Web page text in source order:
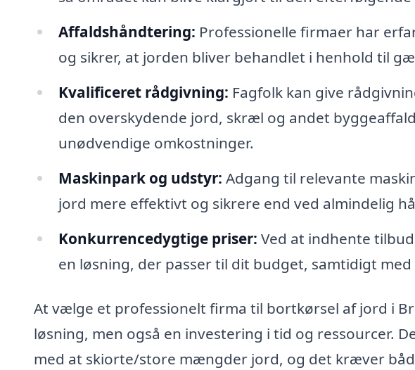
Affaldshåndtering: Professionelle firmaer har
og sikrer, at jorden bliver behandlet i henhold til
Kvalificeret rådgivning: Fagfolk kan give
den overskydende jord, skræl og andet
unødvendige omkostninger.
Maskinpark og udstyr: Adgang til relevante
jord mere effektivt og sikrere end ved almindelig
Konkurrencedygtige priser: Ved at indhente
en løsning, der passer til dit budget, samtidigt
At vælge et professionelt firma til bortkørsel af jord i
løsning, men også en investering i tid og ressourcer.
med at skiorte/store mængder jord, og det kræver